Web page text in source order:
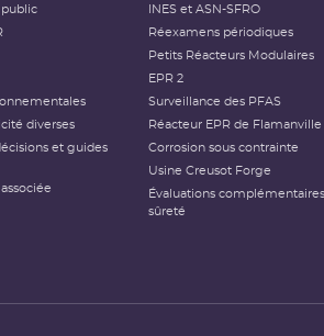
public
diverses
et guides
INES et ASN-SFRO
Réexamens périodiques
Petits Réacteurs Modulaires
EPR 2
Surveillance des PFAS
Réacteur EPR de Flamanville
Corrosion sous contrainte
Usine Creusot Forge
Évaluations
sûreté